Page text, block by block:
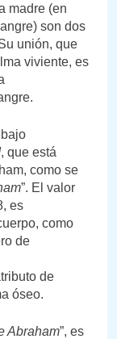
madre (en
son dos
unión, que
viviente, es
, que está
como se
”. El valor
es
como
de
de
óseo.
Abraham”, es